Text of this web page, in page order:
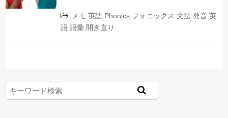
メモ 英語 Phonics フォニックス 文法 発音 英
語 語彙 開き直り